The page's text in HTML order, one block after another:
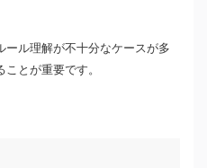
ル理解が不十分なケースが多
とが重要です。